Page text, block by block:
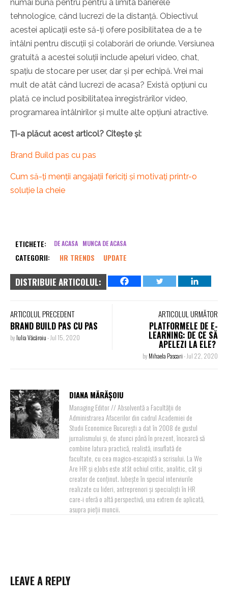
numai bună pentru pentru a limita barierele
tehnologice, când lucrezi de la distanță. Obiectivul
acestei aplicații este să-ți ofere posibilitatea de a te
întâlni pentru discuții și colaborări de oriunde. Versiunea
gratuită a acestei soluții include apeluri video, chat,
spațiu de stocare per user, dar și per echipă. Vrei mai
mult de atât când lucrezi de acasa? Există opțiuni cu
plată ce includ posibilitatea înregistrărilor video,
programarea întâlnirilor și multe alte opțiuni atractive.
Ți-a plăcut acest articol? Citește și:
Brand Build pas cu pas
Cum să-ți menții angajații fericiți și motivați printr-o
soluție la cheie
ETICHETE: DE ACASA MUNCA DE ACASA
CATEGORII: HR TRENDS UPDATE
DISTRIBUIE ARTICOLUL:
ARTICOLUL PRECEDENT
BRAND BUILD PAS CU PAS
byIulia Văcăroiu-Jul 15, 2020
ARTICOLUL URMĂTOR
PLATFORMELE DE E-
LEARNING: DE CE SĂ
APELEZI LA ELE?
byMihaela Pascari-Jul 22, 2020
DIANA MĂRĂȘOIU
Managing Editor // Absolventă a Facultății de
Administrarea Afacerilor din cadrul Academiei de
Studii Economice București a dat în 2008 de gustul
jurnalismului și, de atunci până în prezent, încearcă să
combine latura practică, realistă, insuflată de
facultate, cu cea magico-escapistă a scrisului. La We
Are HR și eJobs este atât ochiul critic, analitic, cât și
creator de conținut. Iubește în special interviurile
realizate cu lideri, antreprenori și specialiști în HR
care-i oferă o altă perspectivă, una extrem de aplicată,
asupra pieții muncii.
LEAVE A REPLY